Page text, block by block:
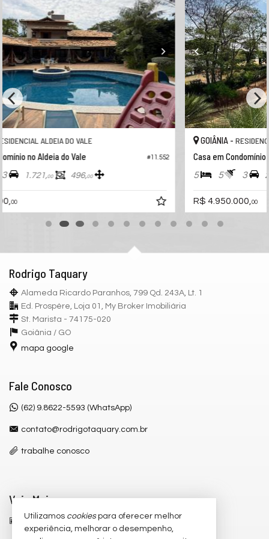
#11.143
GOIÂNIA -RESIDENCIAL ALDEIA DO VALE
Casa em Condomínio no Aldeia do Vale
5 5 3
Rodrigo Taquary
Alameda Ricardo Paranhos, 799 Qd. 243A, Lt. 1
Ed. Prospère, Loja 01, My Broker Imobiliária
St. Marista - 74175-020
Goiânia / GO
mapa google
Fale Conosco
(62) 9.8622-5593 (WhatsApp)
contato@rodrigotaquary.com.br
trabalhe conosco
Veja Mais
receba nosso newsletter
Utilizamos cookiespara oferecer melhor
experiência, melhorar o desempenho,